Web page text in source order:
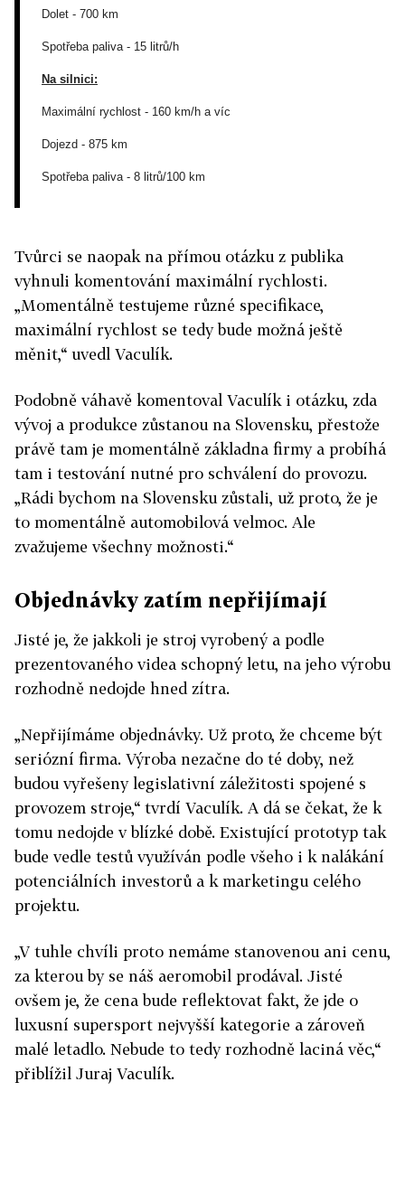
Dolet - 700 km
Spotřeba paliva - 15 litrů/h
Na silnici:
Maximální rychlost - 160 km/h a víc
Dojezd - 875 km
Spotřeba paliva - 8 litrů/100 km
Tvůrci se naopak na přímou otázku z publika
vyhnuli komentování maximální rychlosti.
„Momentálně testujeme různé specifikace,
maximální rychlost se tedy bude možná ještě
měnit,“ uvedl Vaculík.
Podobně váhavě komentoval Vaculík i otázku, zda
vývoj a produkce zůstanou na Slovensku, přestože
právě tam je momentálně základna firmy a probíhá
tam i testování nutné pro schválení do provozu.
„Rádi bychom na Slovensku zůstali, už proto, že je
to momentálně automobilová velmoc. Ale
zvažujeme všechny možnosti.“
Objednávky zatím nepřijímají
Jisté je, že jakkoli je stroj vyrobený a podle
prezentovaného videa schopný letu, na jeho výrobu
rozhodně nedojde hned zítra.
„Nepřijímáme objednávky. Už proto, že chceme být
seriózní firma. Výroba nezačne do té doby, než
budou vyřešeny legislativní záležitosti spojené s
provozem stroje,“ tvrdí Vaculík. A dá se čekat, že k
tomu nedojde v blízké době. Existující prototyp tak
bude vedle testů využíván podle všeho i k nalákání
potenciálních investorů a k marketingu celého
projektu.
„V tuhle chvíli proto nemáme stanovenou ani cenu,
za kterou by se náš aeromobil prodával. Jisté
ovšem je, že cena bude reflektovat fakt, že jde o
luxusní supersport nejvyšší kategorie a zároveň
malé letadlo. Nebude to tedy rozhodně laciná věc,“
přiblížil Juraj Vaculík.